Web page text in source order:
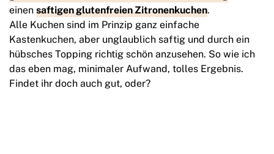
einen saftigen glutenfreien Zitronenkuchen.
Alle Kuchen sind im Prinzip ganz einfache
Kastenkuchen, aber unglaublich saftig und durch ein
hübsches Topping richtig schön anzusehen. So wie ich
das eben mag, minimaler Aufwand, tolles Ergebnis.
Findet ihr doch auch gut, oder?